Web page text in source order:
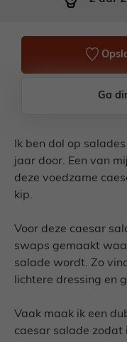
Ga
Ik ben dol op
jaar door. Een van
deze voedzame
kip.
Voor deze caesar
swaps gemaakt
salade wordt. Zo
lichtere dressing en
Vaak maak ik een
caesar salade zodat